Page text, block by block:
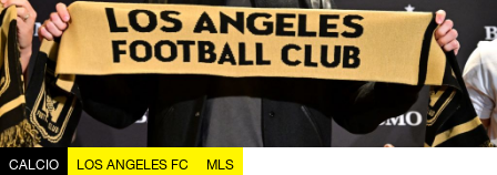
CALCIO LOS ANGELES FC MLS